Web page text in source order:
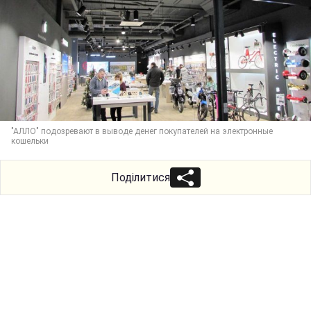
"АЛЛО" подозревают в выводе денег покупателей на электронные
кошельки
Поділитися